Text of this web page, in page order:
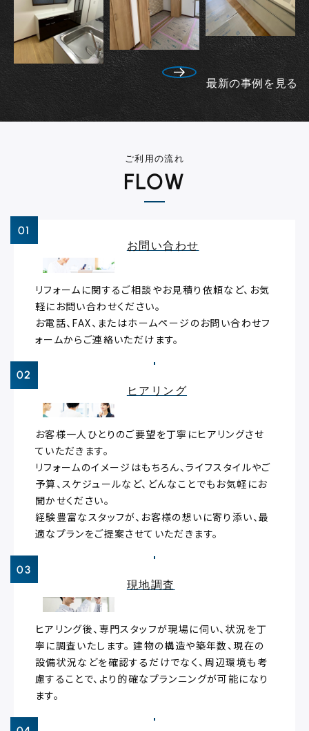
最新の事例を見る
ご利用の流れ
FLOW
お問い合わせ
リフォームに関するご相談やお見積り依頼など、お気
軽にお問い合わせください。
お電話、FAX、またはホームページのお問い合わせフ
ォームからご連絡いただけます。
ヒアリング
お客様一人ひとりのご要望を丁寧にヒアリングさせ
ていただきます。
リフォームのイメージはもちろん、ライフスタイルやご
予算、スケジュールなど、どんなことでもお気軽にお
聞かせください。
経験豊富なスタッフが、お客様の想いに寄り添い、最
適なプランをご提案させていただきます。
現地調査
ヒアリング後、専門スタッフが現場に伺い、状況を丁
寧に調査いたします。 建物の構造や築年数、現在の
設備状況などを確認するだけでなく、周辺環境も考
慮することで、より的確なプランニングが可能になり
ます。